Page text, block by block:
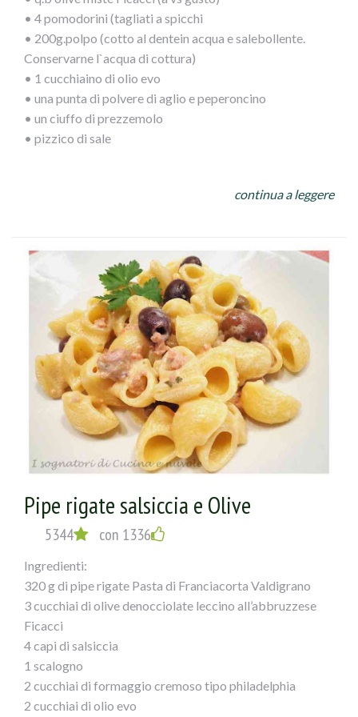
• 4 pomodorini (tagliati a spicchi
• 200g.polpo (cotto al dentein acqua e salebollente.
Conservarne l`acqua di cottura)
• 1 cucchiaino di olio evo
• una punta di polvere di aglio e peperoncino
• un ciuffo di prezzemolo
• pizzico di sale
Dopo aver cotto il polpo tagliarlo a pezzetti piccoli e
bagnarlo con mezzo bicchiere di acqua di cottura del
polpo. Fare amalgamarequalche minuto e versarele olive,
i pomodorinied il sale, lasciando appassire.
Nel frattempo avremo cotto la pasta che
verseretegrondante di acqua nella padella
e lascerete mantecare il tutto!
continua a leggere
Pipe rigate salsiccia e Olive
5344 con 1336
Ingredienti:
320 g di pipe rigate Pasta di Franciacorta Valdigrano
3 cucchiai di olive denocciolate leccino all’abbruzzese
Ficacci
4 capi di salsiccia
1 scalogno
2 cucchiai di formaggio cremoso tipo philadelphia
2 cucchiai di olio evo